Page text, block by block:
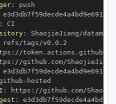
:
:
:
ShaojieJiang/
:
: //github.com/
-
: https : //github.com/
: